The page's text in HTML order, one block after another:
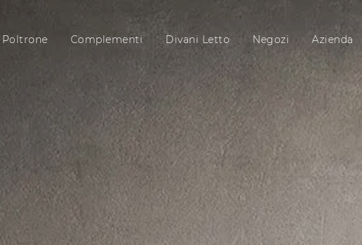
Poltrone Complementi Divani Letto Negozi Azienda